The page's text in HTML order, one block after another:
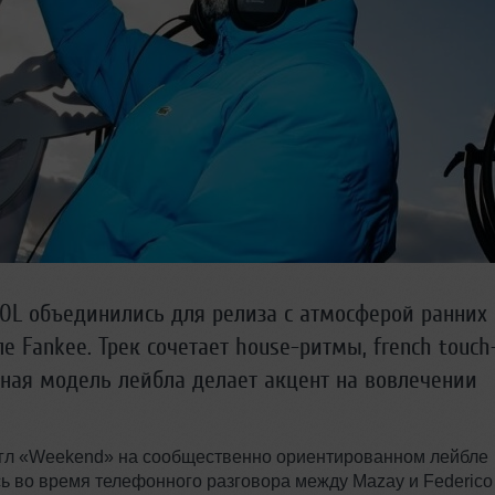
объединились для релиза с атмосферой ранних
Fankee. Трек сочетает house-ритмы, french
модель лейбла делает акцент на вовлечении
«Weekend» на сообщественно ориентированном лейбле
во время телефонного разговора между Mazay и Federico